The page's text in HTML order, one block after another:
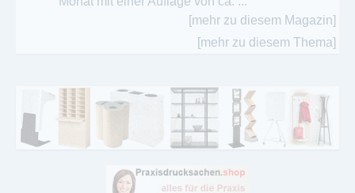
[mehr zu diesem Magazin]
[mehr zu diesem Thema]